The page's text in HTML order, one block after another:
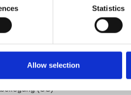
Statistics
Allow selection
(OS)